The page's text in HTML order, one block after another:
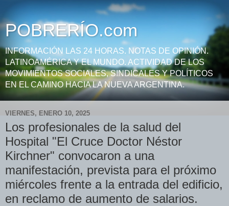
POBRERÍO.com
INFORMACIÓN LAS 24 HORAS. NOTAS DE OPINIÓN.
LATINOAMÉRICA Y EL MUNDO. ACTIVIDAD DE LOS
MOVIMIENTOS SOCIALES, SINDICALES Y POLÍTICOS
EN EL CAMINO HACIA LA NUEVA ARGENTINA.
VIERNES, ENERO 10, 2025
Los profesionales de la salud del
Hospital "El Cruce Doctor Néstor
Kirchner" convocaron a una
manifestación, prevista para el próximo
miércoles frente a la entrada del edificio,
en reclamo de aumento de salarios.